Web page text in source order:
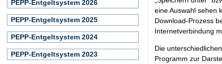
eine Auswahl sehen
Download-Prozess
Internetverbindung
Die
Programm zur
PEPP-Entgeltsystem 2026
PEPP-Entgeltsystem 2025
PEPP-Entgeltsystem 2024
PEPP-Entgeltsystem 2023